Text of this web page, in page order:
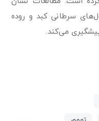
سرطانی کبد و روده
می‌کند.